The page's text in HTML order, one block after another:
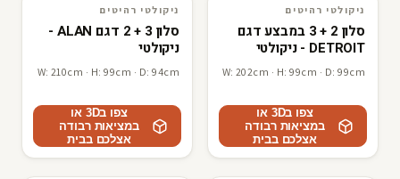
3D · AR
ניקולטי רהיטים
ניקולטי רהיטים
סלון 2 + 3 במבצע דגם
DETROIT - ניקולטי
W: 202cm · H: 99cm · D: 99cm
צפו ב3D או
במציאות רבודה
אצלכם בבית
3D · AR
ניקולטי רהיטים
ניקולטי רהיטים
סלון 3 + 2 דגם ALAN -
ניקולטי
W: 210cm · H: 99cm · D: 94cm
צפו ב3D או
במציאות רבודה
אצלכם בבית